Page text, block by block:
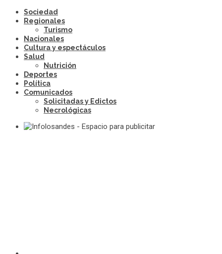
Sociedad
Regionales
Turismo
Nacionales
Cultura y espectáculos
Salud
Nutrición
Deportes
Política
Comunicados
Solicitadas y Edictos
Necrológicas